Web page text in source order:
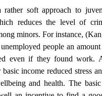
soft approach to
reduces the level of
minors. For instance,
people an
even if they found work.
income reduced stress
and health. The